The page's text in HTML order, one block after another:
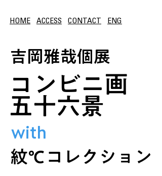
HOME ACCESS CONTACT ENG
吉岡雅哉個展
コンビニ画
五十六景
with
紋℃コレクション